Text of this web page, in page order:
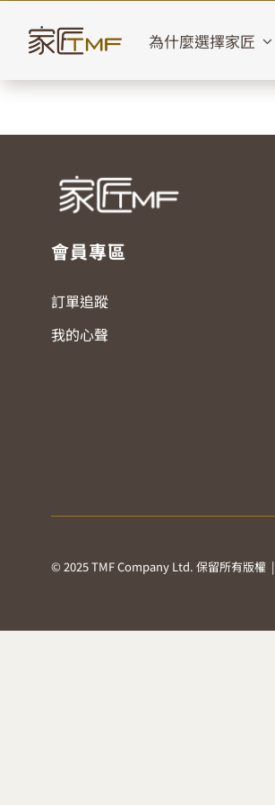
content
為什麼選擇家匠
會員專區
訂單追蹤
我的心聲
© 2025 TMF Company Ltd. 保留所有版權 |